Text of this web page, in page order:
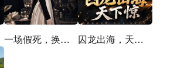
一场假死，换我清醒 囚龙出海，天下惊